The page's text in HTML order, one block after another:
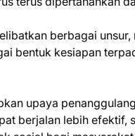
berbagai unsur,
bentuk kesiapan
upaya
berjalan lebih efektif,